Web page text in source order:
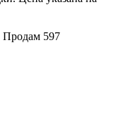
Продам 597